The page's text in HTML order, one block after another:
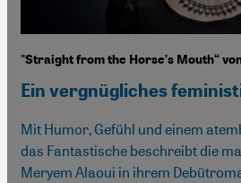
"Straight from the Horse’s Mouth“
Ein vergnügliches
Mit Humor, Gefühl und einem
das Fantastische beschreibt die
Meryem Alaoui in ihrem